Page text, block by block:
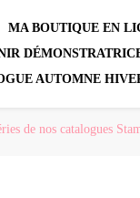
MA BOUTIQUE EN
AUTOMNE
de nos catalogues